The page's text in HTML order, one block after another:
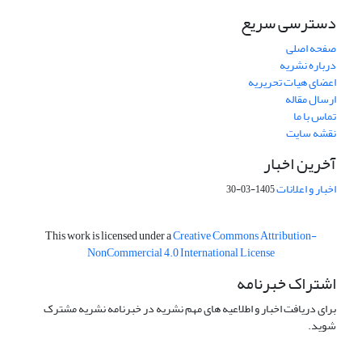
دسترسی سریع
صفحه اصلی
درباره نشریه
اعضای هیات تحریریه
ارسال مقاله
تماس با ما
نقشه سایت
آخرین اخبار
اخبار و اعلانات1405-03-30
This work is licensed under aCreative Commons Attribution-
NonCommercial 4.0 International License
اشتراک خبرنامه
برای دریافت اخبار و اطلاعیه های مهم نشریه در خبرنامه نشریه مشترک
شوید.